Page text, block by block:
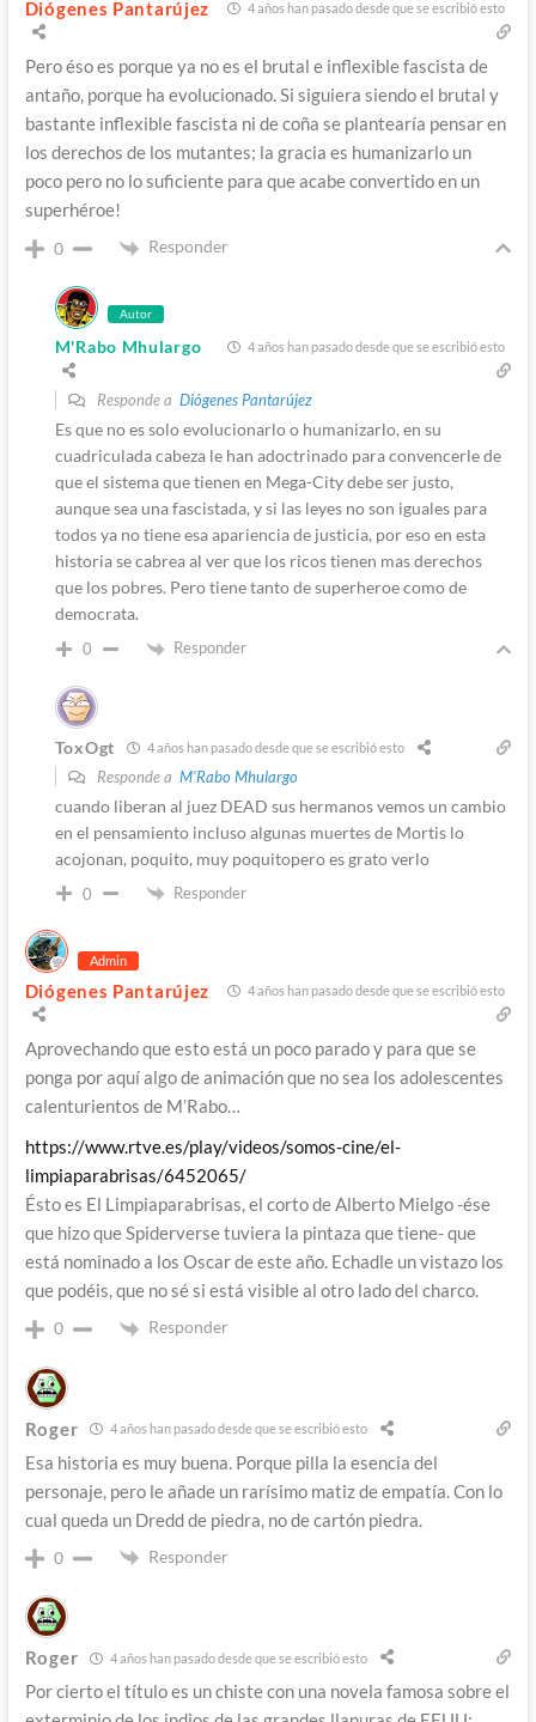
Diógenes Pantarújez 4 años han pasado desde que se escribió esto
Pero éso es porque ya no es el brutal e inflexible fascista de
antaño, porque ha evolucionado. Si siguiera siendo el brutal y
bastante inflexible fascista ni de coña se plantearía pensar en
los derechos de los mutantes; la gracia es humanizarlo un
poco pero no lo suficiente para que acabe convertido en un
superhéroe!
0 Responder
Autor
M'Rabo Mhulargo 4 años han pasado desde que se escribió esto
Responde a Diógenes Pantarújez
Es que no es solo evolucionarlo o humanizarlo, en su
cuadriculada cabeza le han adoctrinado para convencerle de
que el sistema que tienen en Mega-City debe ser justo,
aunque sea una fascistada, y si las leyes no son iguales para
todos ya no tiene esa apariencia de justicia, por eso en esta
historia se cabrea al ver que los ricos tienen mas derechos
que los pobres. Pero tiene tanto de superheroe como de
democrata.
0 Responder
ToxOgt 4 años han pasado desde que se escribió esto
Responde a M'Rabo Mhulargo
cuando liberan al juez DEAD sus hermanos vemos un cambio
en el pensamiento incluso algunas muertes de Mortis lo
acojonan, poquito, muy poquitopero es grato verlo
0 Responder
Admin
Diógenes Pantarújez 4 años han pasado desde que se escribió esto
Aprovechando que esto está un poco parado y para que se
ponga por aquí algo de animación que no sea los adolescentes
calenturientos de M’Rabo…
https://www.rtve.es/play/videos/somos-cine/el-
limpiaparabrisas/6452065/
Ésto es El Limpiaparabrisas, el corto de Alberto Mielgo -ése
que hizo que Spiderverse tuviera la pintaza que tiene- que
está nominado a los Oscar de este año. Echadle un vistazo los
que podéis, que no sé si está visible al otro lado del charco.
0 Responder
Roger 4 años han pasado desde que se escribió esto
Esa historia es muy buena. Porque pilla la esencia del
personaje, pero le añade un rarísimo matiz de empatía. Con lo
cual queda un Dredd de piedra, no de cartón piedra.
0 Responder
Roger 4 años han pasado desde que se escribió esto
Por cierto el título es un chiste con una novela famosa sobre el